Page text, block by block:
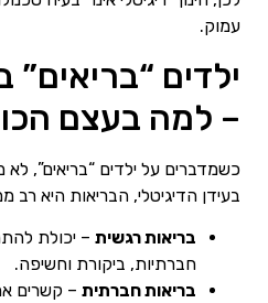
עמוק.
ילדים “בריאים”
– למה בעצם
כשמדברים על ילדים “בריאים”, לא
בעידן הדיגיטלי, הבריאות היא רב
בריאות רגשית – יכולת
חברתיות, ביקורת וחשיפה.
בריאות חברתית – קשרים